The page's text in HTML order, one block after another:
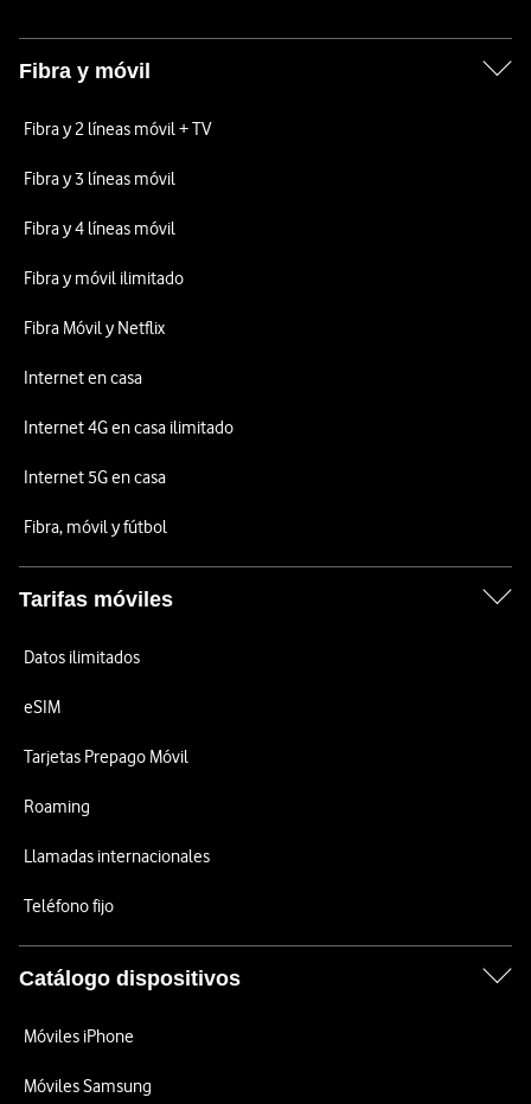
Fibra y móvil
Fibra y 2 líneas móvil + TV
Fibra y 3 líneas móvil
Fibra y 4 líneas móvil
Fibra y móvil ilimitado
Fibra Móvil y Netflix
Internet en casa
Internet 4G en casa ilimitado
Internet 5G en casa
Fibra, móvil y fútbol
Tarifas móviles
Datos ilimitados
eSIM
Tarjetas Prepago Móvil
Roaming
Llamadas internacionales
Teléfono fijo
Catálogo dispositivos
Móviles iPhone
Móviles Samsung